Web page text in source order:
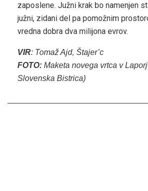
zaposlene. Južni krak bo namenjen
južni, zidani del pa pomožnim
vredna dobra dva milijona evrov.
VIR: Tomaž Ajd, Štajer’c
FOTO: Maketa novega vrtca v
Slovenska Bistrica)